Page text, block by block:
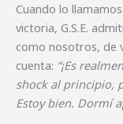
Cuando lo
victoria, G.S.E.
como nosotros, de
cuenta: “¡Es
shock al principio,
Estoy bien. Dormí